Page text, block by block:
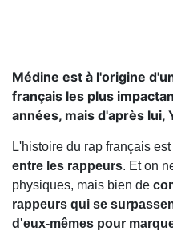
Médine est à l'origine
français les plus
années, mais d'après lui,
L'histoire du rap français est
entre les rappeurs. Et on
physiques, mais bien de
rappeurs qui se
d'eux-mêmes pour